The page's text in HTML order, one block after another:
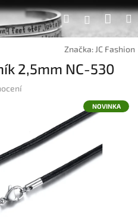
Hledat
Značka: JC Fashion
2,5mm NC-530
NOVINKA